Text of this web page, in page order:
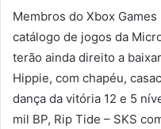
Membros do Xbox
catálogo de jogos da
terão ainda direito a
Hippie, com chapéu,
dança da vitória 12 e 5
mil BP, Rip Tide – SKS